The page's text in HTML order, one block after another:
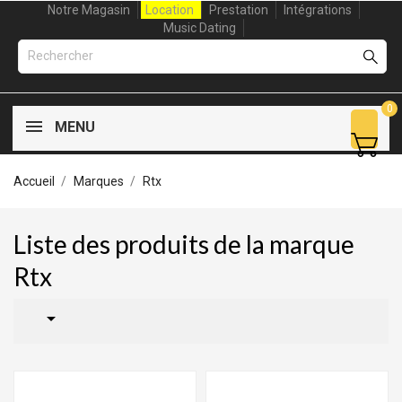
Notre Magasin Location Prestation
Intégrations
Music Dating
MENU
0
Accueil Marques Rtx
Liste des produits de la marque
Rtx
